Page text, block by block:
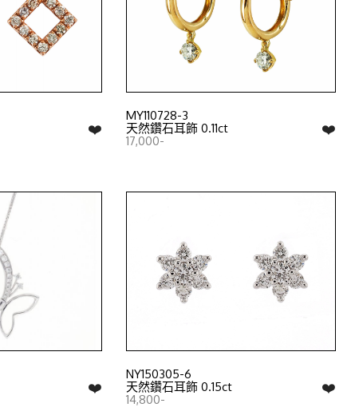
❤️
MY110728-3
❤️
天然鑽石耳飾 0.11ct
17,000-
❤️
NY150305-6
❤️
天然鑽石耳飾 0.15ct
14,800-